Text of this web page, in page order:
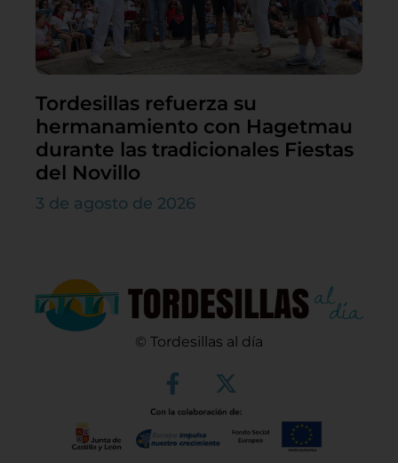
Tordesillas refuerza su
hermanamiento con Hagetmau
durante las tradicionales Fiestas
del Novillo
3 de agosto de 2026
© Tordesillas al día